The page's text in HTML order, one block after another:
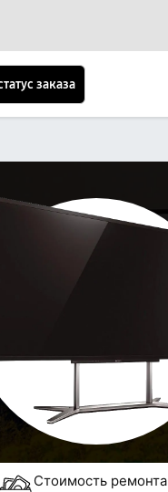
заказа
Стоимость ремонта